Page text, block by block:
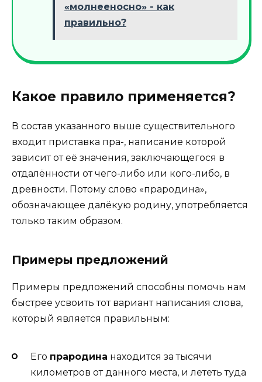
«молнееносно» - как
правильно?
Какое правило применяется?
В состав указанного выше существительного
входит приставка пра-, написание которой
зависит от её значения, заключающегося в
отдалённости от чего-либо или кого-либо, в
древности. Потому слово «прародина»,
обозначающее далёкую родину, употребляется
только таким образом.
Примеры предложений
Примеры предложений способны помочь нам
быстрее усвоить тот вариант написания слова,
который является правильным:
Его прародина находится за тысячи
километров от данного места, и лететь туда